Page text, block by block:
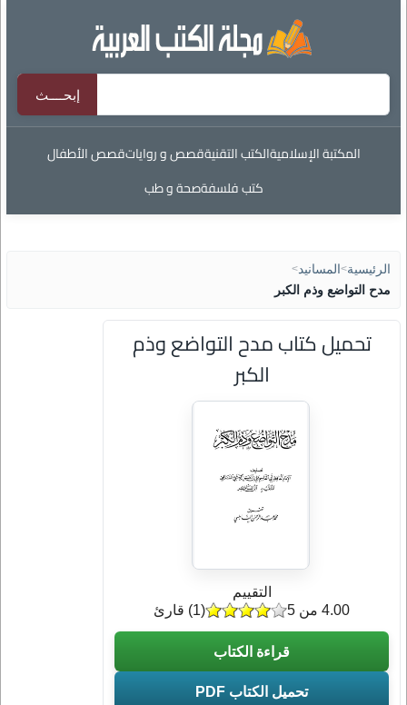
المكتبة الإسلاميةالكتب التقنيةقصص و رواياتقصص الأطفال
كتب فلسفةصحة و طب
الرئيسية> المسانيد>
مدح التواضع وذم الكبر
تحميل كتاب مدح التواضع وذم
الكبر
التقييم
(
1) قارئ 4.00 من 5
قراءة الكتاب
تحميل الكتاب PDF